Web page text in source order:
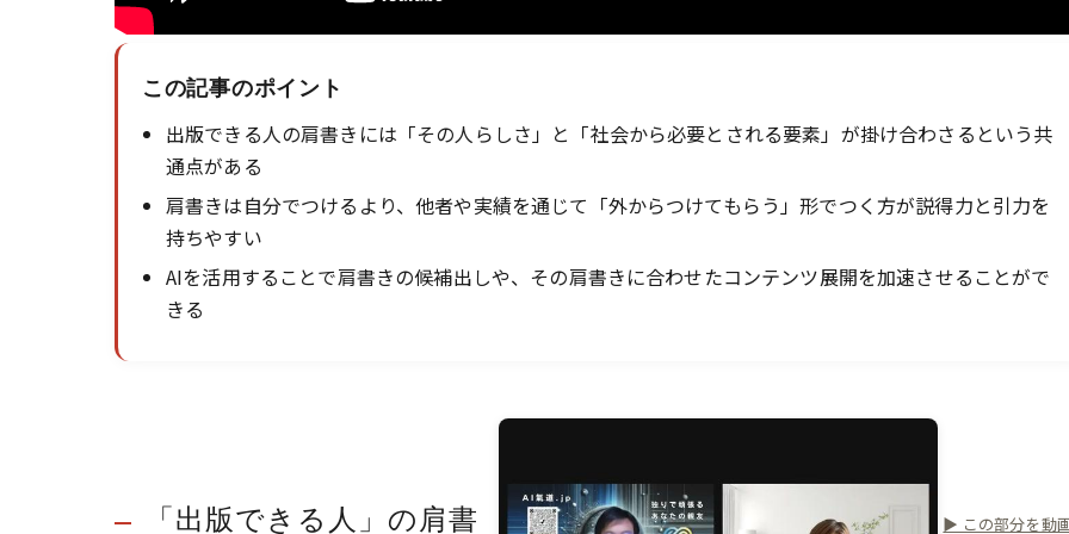
この記事のポイント
出版できる人の肩書きには「その人らしさ」と「社会から必要とされる要素」が掛け合わさるという共
通点がある
肩書きは自分でつけるより、他者や実績を通じて「外からつけてもらう」形でつく方が説得力と引力を
持ちやすい
AIを活用することで肩書きの候補出しや、その肩書きに合わせたコンテンツ展開を加速させることがで
きる
「出版できる人」の肩書 ▶ この部分を動